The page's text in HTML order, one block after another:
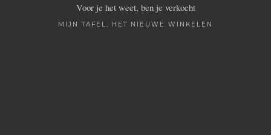
Voor je het weet, ben je verkocht
MIJN TAFEL, HET NIEUWE WINKELEN